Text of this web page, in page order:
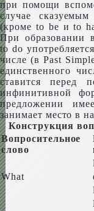
при помощи
случае
(кроме to be и to
При образовании
to do
числе (в Past
единственного
ставится перед
инфинитивной
предложении
занимает место в
Конструкция
Вопросительное
слово
What